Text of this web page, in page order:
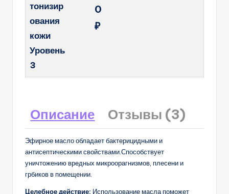
тонизир
ования
кожи
Уровень
3
0
₽
Описание Отзывы (3)
Эфирное масло обладает бактерицидными и
антисептическими свойствами.Способствует
уничтожению вредных микроорагнизмов, плесени и
грбиков в помещении.
Целебное действие: Использование масла поможет